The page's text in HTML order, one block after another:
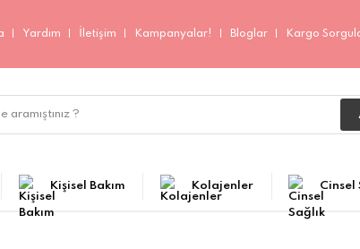
Yardım İletişim Kampanyalar! Bloglar Kargo
Kişisel Bakım Kolajenler Cinsel